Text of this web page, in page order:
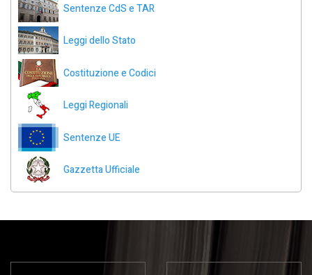
Sentenze CdS e TAR
Leggi dello Stato
Costituzione e Codici
Leggi Regionali
Sentenze UE
Gazzetta Ufficiale